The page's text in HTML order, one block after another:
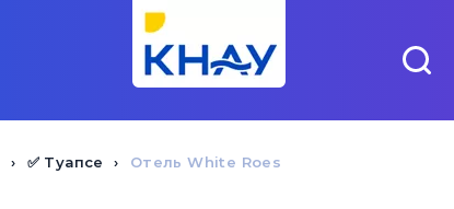
✅ Туапсе Отель White Roes